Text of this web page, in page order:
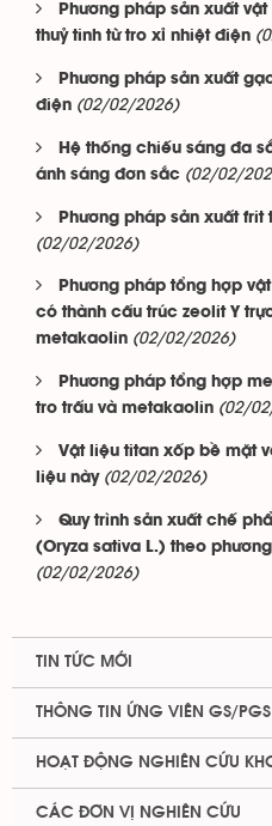
Phương pháp sản xuất
thuỷ tinh từ tro xỉ nhiệt điện
Phương pháp sản xuất
điện (02/02/2026)
Hệ thống chiếu sáng đa
ánh sáng đơn sắc (02/02/
Phương pháp sản xuất frit
(02/02/2026)
Phương pháp tổng hợp
có thành cấu trúc zeolit Y
metakaolin (02/02/2026)
Phương pháp tổng hợp
tro trấu và metakaolin (02/
Vật liệu titan xốp bề mặt
liệu này (02/02/2026)
Quy trình sản xuất chế
(Oryza sativa L.) theo
(02/02/2026)
TIN TỨC MỚI
THÔNG TIN ỨNG VIÊN GS/PGS
HOẠT ĐỘNG NGHIÊN CỨU
CÁC ĐƠN VỊ NGHIÊN CỨU